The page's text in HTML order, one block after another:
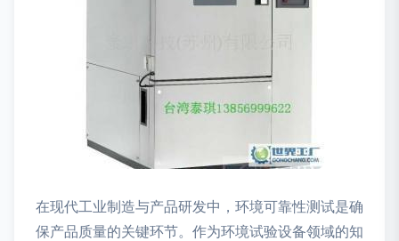
在现代工业制造与产品研发中，环境可靠性测试是确
保产品质量的关键环节。作为环境试验设备领域的知